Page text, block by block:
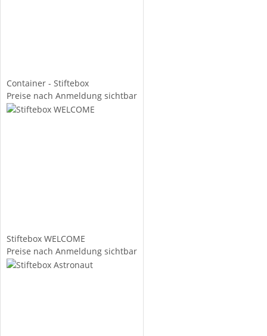
Container - Stiftebox
Preise nach Anmeldung sichtbar
Stiftebox WELCOME
Preise nach Anmeldung sichtbar